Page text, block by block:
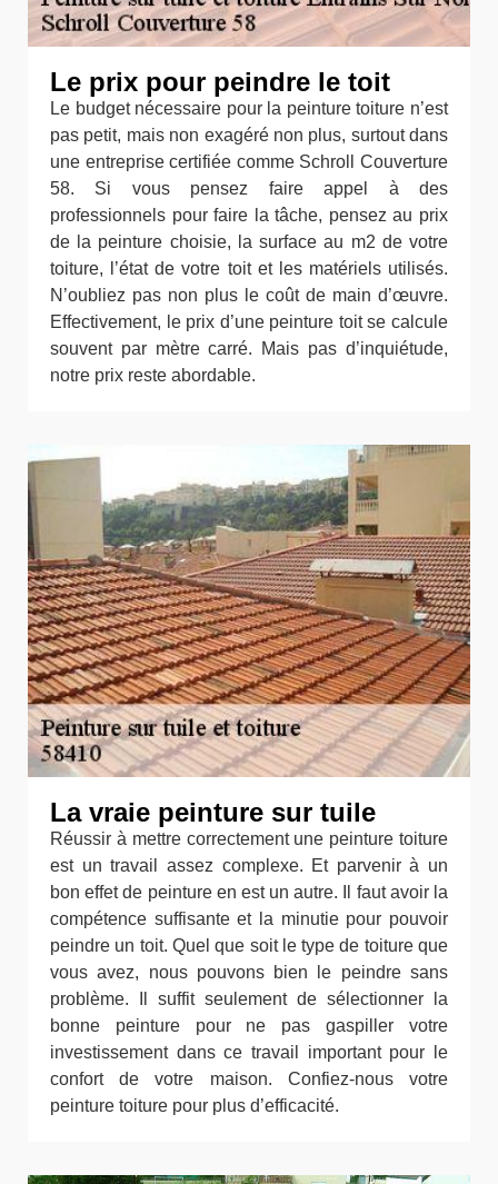
Le prix pour peindre le toit
Le budget nécessaire pour la peinture toiture n’est
pas petit, mais non exagéré non plus, surtout dans
une entreprise certifiée comme Schroll Couverture
58. Si vous pensez faire appel à des
professionnels pour faire la tâche, pensez au prix
de la peinture choisie, la surface au m2 de votre
toiture, l’état de votre toit et les matériels utilisés.
N’oubliez pas non plus le coût de main d’œuvre.
Effectivement, le prix d’une peinture toit se calcule
souvent par mètre carré. Mais pas d’inquiétude,
notre prix reste abordable.
La vraie peinture sur tuile
Réussir à mettre correctement une peinture toiture
est un travail assez complexe. Et parvenir à un
bon effet de peinture en est un autre. Il faut avoir la
compétence suffisante et la minutie pour pouvoir
peindre un toit. Quel que soit le type de toiture que
vous avez, nous pouvons bien le peindre sans
problème. Il suffit seulement de sélectionner la
bonne peinture pour ne pas gaspiller votre
investissement dans ce travail important pour le
confort de votre maison. Confiez-nous votre
peinture toiture pour plus d’efficacité.